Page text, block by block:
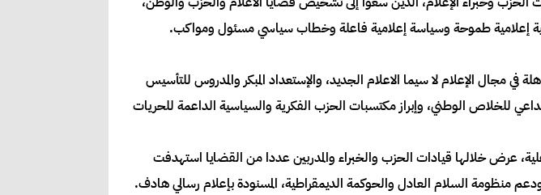
إعلامية طموحة وسياسة إعلامية فاعلة وخطاب سياسي مسئول ومواكب.
في مجال الإعلام لا سيما الاعلام الجديد، والإستعداد المبكر والمدروس للتأسيس
الداعي للخلاص الوطني، وإبراز مكتسبات الحزب الفكرية والسياسية الداعمة للحريات
عرض خلالها قيادات الحزب والخبراء والمدربين عددا من القضايا استهدفت
منظومة السلام العادل والحوكمة الديمقراطية، المسنودة بإعلام رسالي هادف.